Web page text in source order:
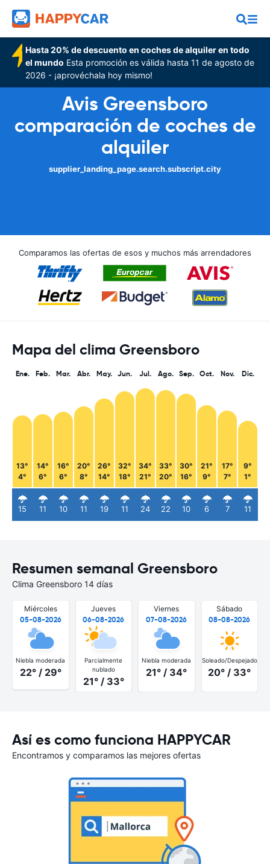
Hasta 20% de descuento en coches de alquiler en todo
el mundo Esta promoción es válida hasta 11 de agosto de
2026 - ¡aprovéchala hoy mismo!
Avis Greensboro
comparación de coches de
alquiler
supplier_landing_page.search.subscript.city
Comparamos las ofertas de esos y muchos más arrendadores
Mapa del clima Greensboro
Ene.
13°
4°
15
Feb.
14°
6°
11
Mar.
16°
6°
10
Abr.
20°
8°
11
May.
26°
14°
19
Jun.
32°
18°
11
Jul.
34°
21°
24
Ago.
33°
20°
22
Sep.
30°
16°
10
Oct.
21°
9°
6
Nov.
17°
7°
7
Dic.
9°
1°
11
Resumen semanal Greensboro
Clima Greensboro 14 días
Miércoles
05-08-2026
Niebla moderada
22° / 29°
Jueves
06-08-2026
Parcialmente
nublado
21° / 33°
Viernes
07-08-2026
Niebla moderada
21° / 34°
Sábado
08-08-2026
Soleado/Despejado
20° / 33°
Así es como funciona HAPPYCAR
Encontramos y comparamos las mejores ofertas